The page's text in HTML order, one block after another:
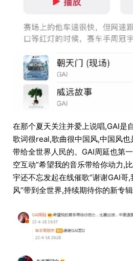
在那个夏天关注并爱上说唱,GAI是
歌词很real,歌曲很中国风,中国风也
带给全世界人民的。GAI周延也第
空互动“希望我的音乐带给你动力,
宇还不忘发起在线催歌“谢谢GAI哥
风”带到全世界,持续期待你的新专辑